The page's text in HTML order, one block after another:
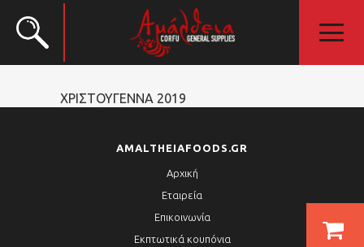
ΧΡΙΣΤΟΥΓΕΝΝΑ 2019
AMALTHEIAFOODS.GR
Αρχική
Εταιρεία
Επικοινωνία
Εκπτωτικά κουπόνια